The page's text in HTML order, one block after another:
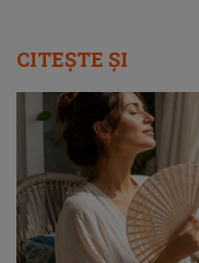
CITEȘTE ȘI